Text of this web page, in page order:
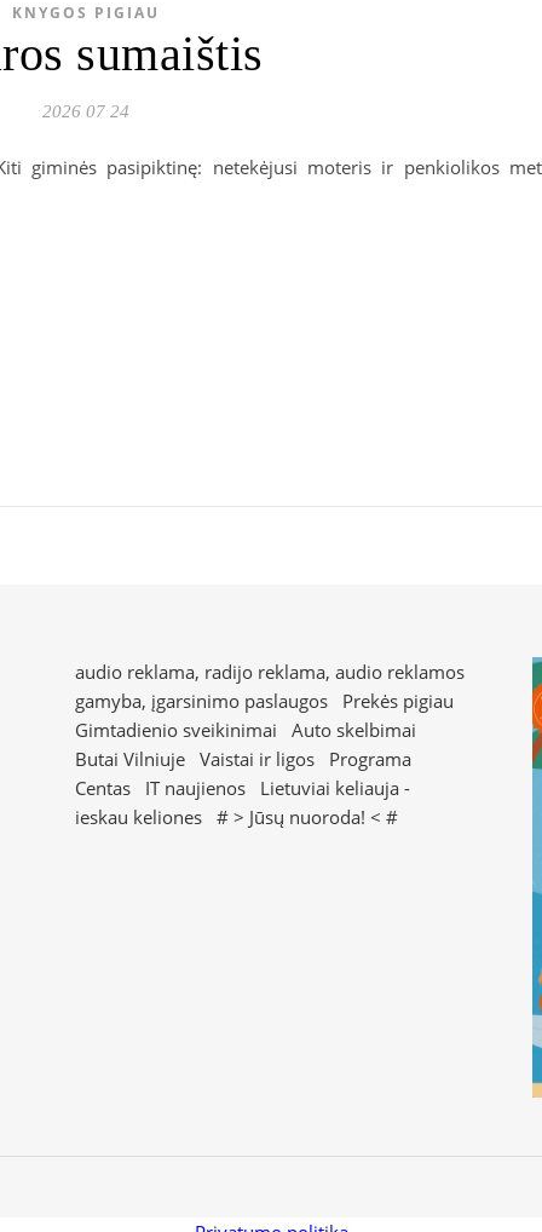
KNYGOS PIGIAU
sumaištis
2026 07 24
giminės pasipiktinę: netekėjusi moteris ir penkiolikos
audio reklama, radijo reklama, audio reklamos
gamyba, įgarsinimo paslaugos
Prekės pigiau
Gimtadienio sveikinimai
Auto skelbimai
Butai Vilniuje Vaistai ir ligos
Programa
Centas
IT naujienos
Lietuviai keliauja -
ieskau keliones # > Jūsų nuoroda! < #